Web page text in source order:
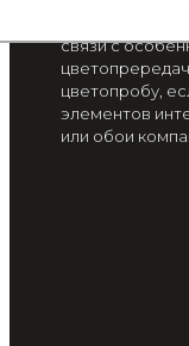
связи с
цветопробу,
элементов
или обои